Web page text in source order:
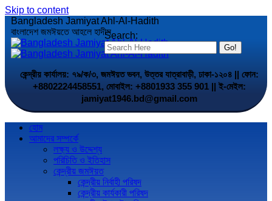
Skip to content
Search:
Bangladesh Jamiyat Ahl-Al-Hadith
বাংলাদেশ জমঈয়তে আহলে হাদীস
কেন্দ্রীয় কার্যালয়: ৭৯/ক/৩, জমঈয়ত ভবন, উত্তর যাত্রাবাড়ী, ঢাকা-১২০৪ || ফোন:
+8802224458551, মোবাইল: +8801933 355 901 || ই-মেইল:
jamiyat1946.bd@gmail.com
হোম
আমাদের সম্পর্কে
লক্ষ্য ও উদ্দেশ্য
পরিচিতি ও ইতিহাস
কেন্দ্রীয় জমঈয়ত
কেন্দ্রীয় নির্বাহী পরিষদ
কেন্দ্রীয় কার্যকারী পরিষদ